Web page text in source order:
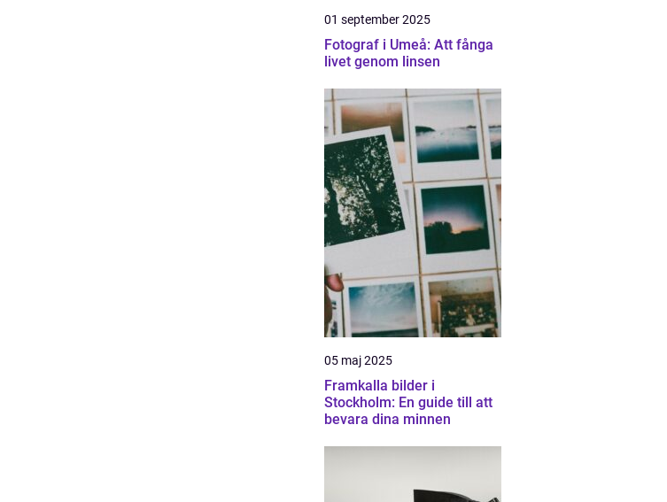
01 september 2025
Fotograf i Umeå: Att fånga
livet genom linsen
05 maj 2025
Framkalla bilder i
Stockholm: En guide till att
bevara dina minnen